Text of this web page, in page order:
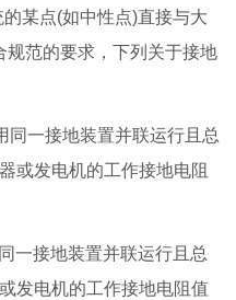
某点(如中性点)直接与大
范的要求，下列关于接地
同一接地装置并联运行且总
或发电机的工作接地电阻
一接地装置并联运行且总
发电机的工作接地电阻值